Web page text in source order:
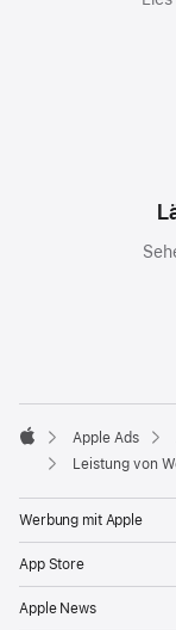
Apple
Apple Ads
Leistung von
Werbung mit Apple
App Store
Apple News